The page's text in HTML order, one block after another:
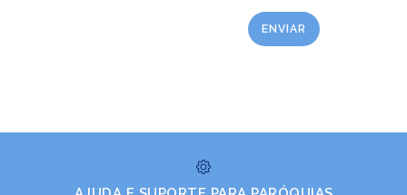
Eleita nova coordenação do